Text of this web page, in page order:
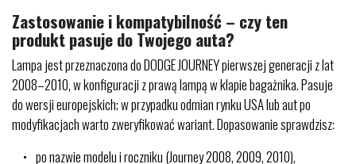
Zastosowanie i kompatybilność – czy ten
produkt pasuje do Twojego auta?
Lampa jest przeznaczona do DODGE JOURNEY pierwszej generacji z lat
2008–2010, w konfiguracji z prawą lampą w klapie bagażnika. Pasuje
do wersji europejskich; w przypadku odmian rynku USA lub aut po
modyfikacjach warto zweryfikować wariant. Dopasowanie sprawdzisz:
po nazwie modelu i roczniku (Journey 2008, 2009, 2010),